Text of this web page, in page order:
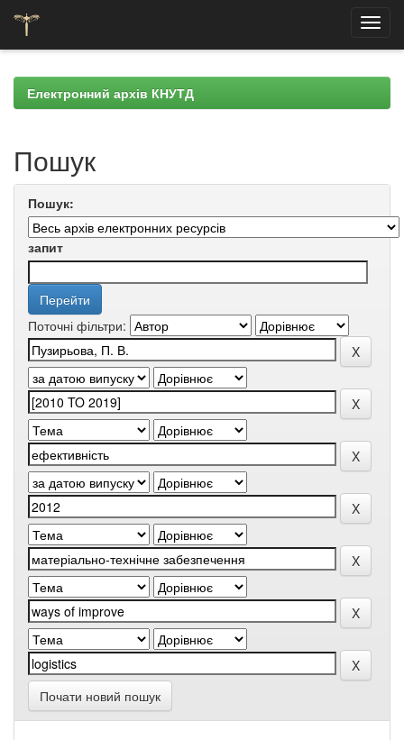
navigationЕлектронний архів КНУТД
Пошук
Пошук:
запит
Поточні фільтри:
Почати новий пошук